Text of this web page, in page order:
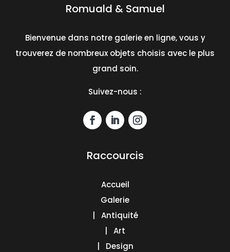
Romuald & Samuel
Bienvenue dans notre galerie en ligne, vous y
trouverez de nombreux objets choisis avec le plus
grand soin.
Suivez-nous :
Raccourcis
Accueil
Galerie
| Antiquité
| Art
| Design